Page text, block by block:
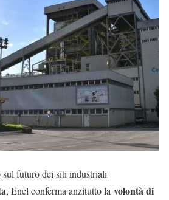
futuro dei siti industriali
, Enel conferma anzitutto la volontà di